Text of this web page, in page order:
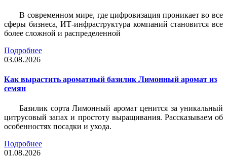
В современном мире, где цифровизация проникает во все
сферы бизнеса, ИТ-инфраструктура компаний становится все
более сложной и распределенной
Подробнее
03.08.2026
Как вырастить ароматный базилик Лимонный аромат из
семян
Базилик сорта Лимонный аромат ценится за уникальный
цитрусовый запах и простоту выращивания. Рассказываем об
особенностях посадки и ухода.
Подробнее
01.08.2026